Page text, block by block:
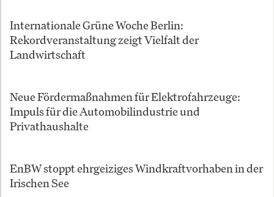
Internationale Grüne Woche Berlin:
Rekordveranstaltung zeigt Vielfalt der
Landwirtschaft
Neue Fördermaßnahmen für Elektrofahrzeuge:
Impuls für die Automobilindustrie und
Privathaushalte
EnBW stoppt ehrgeiziges Windkraftvorhaben in der
Irischen See